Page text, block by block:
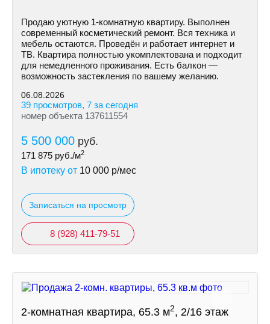
Продаю уютную 1-комнатную квартиру. Выполнен
современный косметический ремонт. Вся техника и
мебель остаются. Проведён и работает интернет и
ТВ. Квартира полностью укомплектована и подходит
для немедленного проживания. Есть балкон —
возможность застекления по вашему желанию.
06.08.2026
39 просмотров, 7 за сегодня
номер объекта 137611554
5 500 000 руб.
171 875 руб./м2
В ипотеку от 10 000 р/мес
Записаться на просмотр
8 (928) 411-79-51
2-комнатная квартира, 65.3 м2, 2/16 этаж